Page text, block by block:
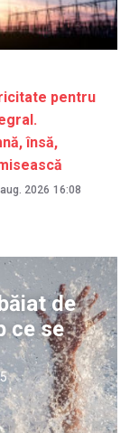
pentru
însă,
2026 16:08
de
ce se